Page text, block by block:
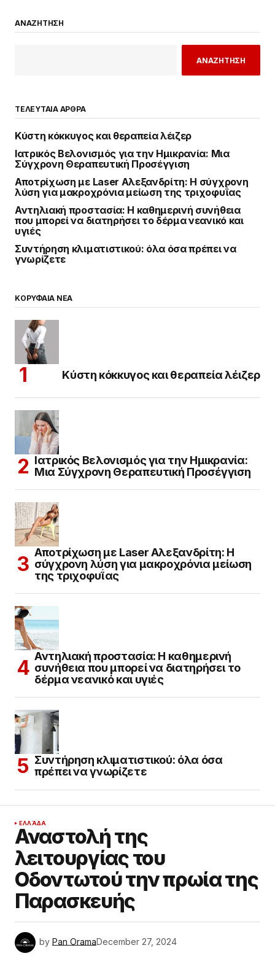
ΑΝΑΖΗΤΗΣΗ
ΑΝΑΖΗΤΗΣΗ
ΤΕΛΕΥΤΑΙΑ ΑΡΘΡΑ
Κύστη κόκκυγος και θεραπεία λέιζερ
Ιατρικός Βελονισμός για την Ημικρανία: Μια
Σύγχρονη Θεραπευτική Προσέγγιση
Αποτρίχωση με Laser Αλεξανδρίτη: Η σύγχρονη
λύση για μακροχρόνια μείωση της τριχοφυΐας
Αντηλιακή προστασία: Η καθημερινή συνήθεια
που μπορεί να διατηρήσει το δέρμα νεανικό και
υγιές
Συντήρηση κλιματιστικού: όλα όσα πρέπει να
γνωρίζετε
ΚΟΡΥΦΑΙΑ ΝΕΑ
Κύστη κόκκυγος και θεραπεία λέιζερ
Ιατρικός Βελονισμός για την Ημικρανία:
Μια Σύγχρονη Θεραπευτική Προσέγγιση
Αποτρίχωση με Laser Αλεξανδρίτη: Η
σύγχρονη λύση για μακροχρόνια μείωση
της τριχοφυΐας
Αντηλιακή προστασία: Η καθημερινή
συνήθεια που μπορεί να διατηρήσει το
δέρμα νεανικό και υγιές
Συντήρηση κλιματιστικού: όλα όσα
πρέπει να γνωρίζετε
ΕΛΛΆΔΑ
Αναστολή της
λειτουργίας του
Οδοντωτού την πρωία της
Παρασκευής
by Pan OramaDecember 27, 2024